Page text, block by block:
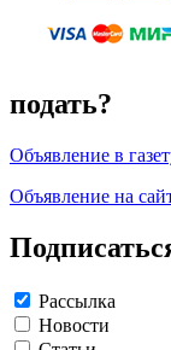
подать?
Объявление в
Объявление на
Рассылка
Новости